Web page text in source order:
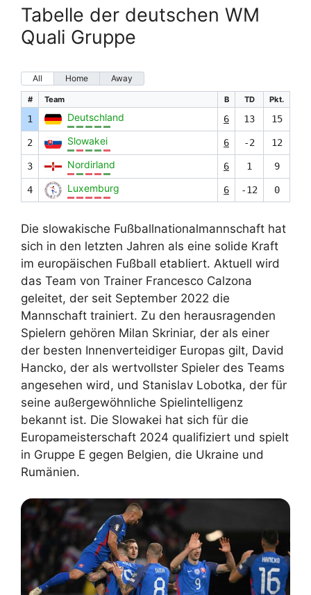
Tabelle der deutschen WM
Quali Gruppe
All Home Away
# Team B TD Pkt.
1 Deutschland 6 13 15
2 Slowakei 6 -2 12
3 Nordirland 6 1 9
4 Luxemburg 6 -12 0
Die slowakische Fußballnationalmannschaft hat
sich in den letzten Jahren als eine solide Kraft
im europäischen Fußball etabliert. Aktuell wird
das Team von Trainer Francesco Calzona
geleitet, der seit September 2022 die
Mannschaft trainiert. Zu den herausragenden
Spielern gehören Milan Skriniar, der als einer
der besten Innenverteidiger Europas gilt, David
Hancko, der als wertvollster Spieler des Teams
angesehen wird, und Stanislav Lobotka, der für
seine außergewöhnliche Spielintelligenz
bekannt ist. Die Slowakei hat sich für die
Europameisterschaft 2024 qualifiziert und spielt
in Gruppe E gegen Belgien, die Ukraine und
Rumänien.